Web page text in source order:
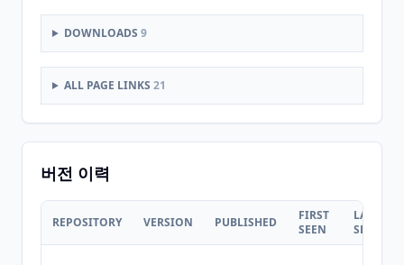
DOWNLOADS 9
ALL PAGE LINKS 21
버전 이력
REPOSITORY VERSION PUBLISHED
FIRST
SEEN
LAST
SEEN